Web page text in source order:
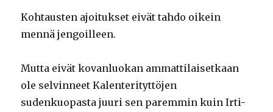
Kohtausten ajoitukset eivät tahdo oikein
mennä jengoilleen.
Mutta eivät kovanluokan ammattilaisetkaan
ole selvinneet Kalenterityttöjen
sudenkuopasta juuri sen paremmin kuin Irti-